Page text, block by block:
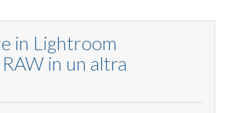
in Lightroom
in un altra